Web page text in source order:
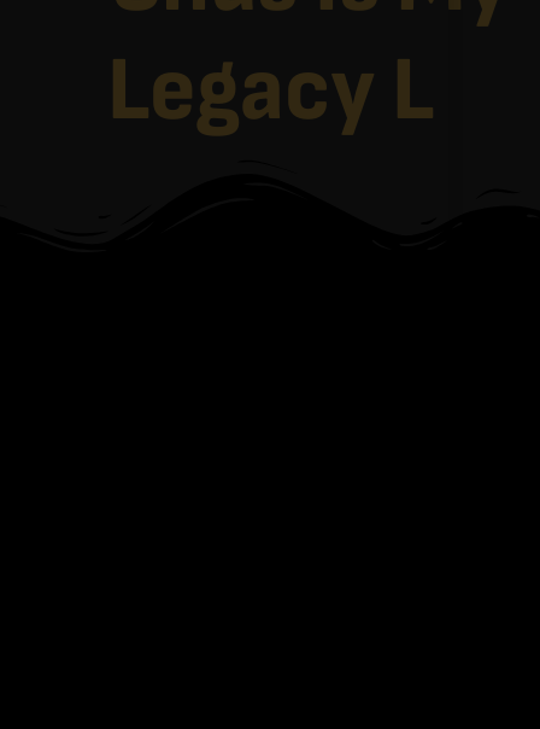
Legacy L